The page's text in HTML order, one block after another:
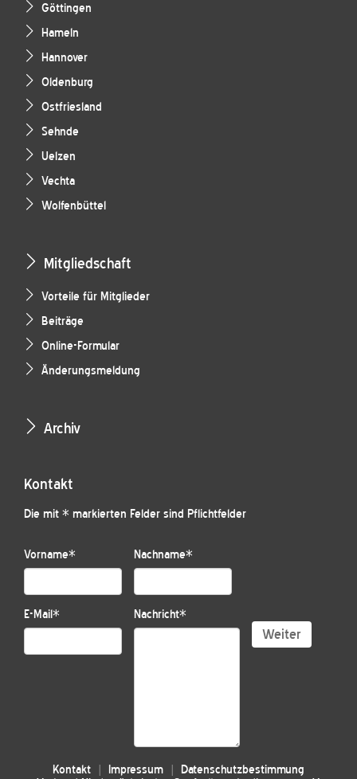
Göttingen
Hameln
Hannover
Oldenburg
Ostfriesland
Sehnde
Uelzen
Vechta
Wolfenbüttel
Mitgliedschaft
Vorteile für Mitglieder
Beiträge
Online-Formular
Änderungsmeldung
Archiv
Kontakt
Die mit * markierten Felder sind Pflichtfelder
Vorname* Nachname*
E-Mail* Nachricht*
Weiter
Kontakt Impressum
Datenschutzbestimmung